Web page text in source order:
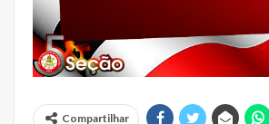
Compartilhar